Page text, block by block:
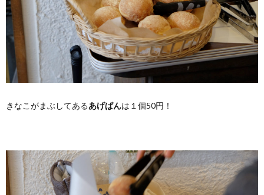
きなこがまぶしてあるあげぱんは１個50円！